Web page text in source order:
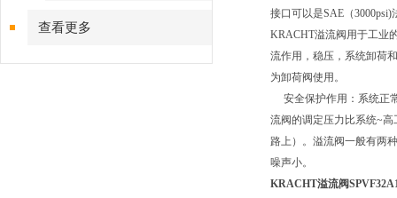
查看更多
接口可以是SAE（
KRACHT溢流阀用于工业
流作用，稳压，系统卸荷
为卸荷阀使用。
安全保护作用：系统正
流阀的调定压力比系统~
路上）。溢流阀一般有两
噪声小。
KRACHT溢流阀